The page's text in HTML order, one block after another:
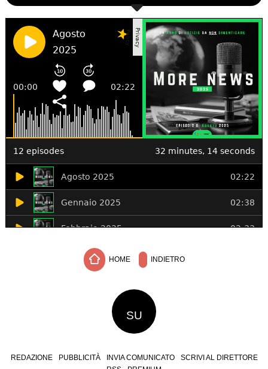
HOME INDIETRO
SU
REDAZIONE PUBBLICITÀ INVIA COMUNICATO
SCRIVI AL DIRETTORE